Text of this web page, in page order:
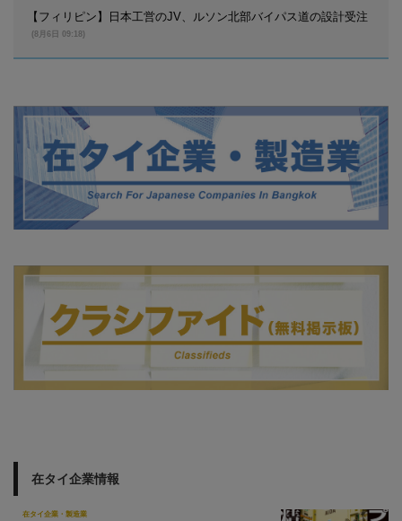
【フィリピン】日本工営のJV、ルソン北部バイパス道の設計受注
(8月6日 09:18)
在タイ企業情報
在タイ企業・製造業